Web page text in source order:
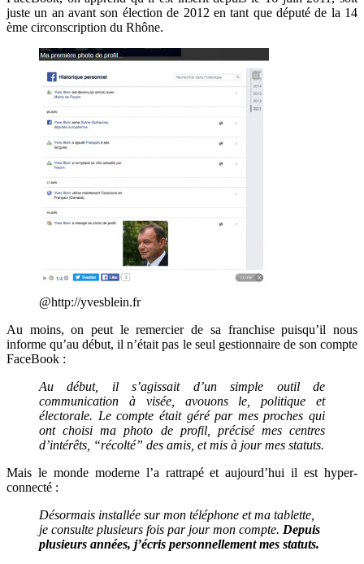
juste un an avant son élection de 2012 en tant que député de la 14
ème circonscription du Rhône.
@http://yvesblein.fr
Au moins, on peut le remercier de sa franchise puisqu’il nous
informe qu’au début, il n’était pas le seul gestionnaire de son compte
FaceBook :
Au début, il s’agissait d’un simple outil de
communication à visée, avouons le, politique et
électorale. Le compte était géré par mes proches qui
ont choisi ma photo de profil, précisé mes centres
d’intérêts, “récolté” des amis, et mis à jour mes statuts.
Mais le monde moderne l’a rattrapé et aujourd’hui il est hyper-
connecté :
Désormais installée sur mon téléphone et ma tablette,
je consulte plusieurs fois par jour mon compte. Depuis
plusieurs années, j’écris personnellement mes statuts.